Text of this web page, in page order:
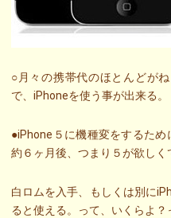
○月々の携帯代のほとんどが
で、iPhoneを使う事が出来る。
●iPhone５に機種変をするため
約６ヶ月後、つまり５が欲しく
白ロムを入手、もしくは別に
ると使える。って、いくらよ？